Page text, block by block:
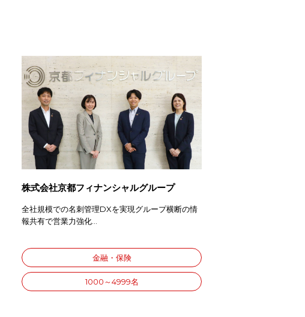
株式会社京都フィナンシャルグループ
全社規模での名刺管理DXを実現グループ横断の情
報共有で営業力強化...
金融・保険
1000～4999名